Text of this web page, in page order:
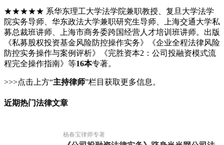
★★★★★ 系华东理工大学法学院兼职教授、复旦大学法学
院实务导师、华东政法大学兼职研究生导师、上海交通大学私
募总裁班讲师、上海市商务委跨国经营人才培训班讲师。出版
《私募股权投资基金风险防控操作实务》《企业全程法律风险
防控实务操作与案例评析》《完胜资本2：公司投融资模式流
程完全操作指南》等16本专著。
>>>点击上方“主持律师”栏目获取更多信息。
近期热门法律文章
杨春宝律师专著